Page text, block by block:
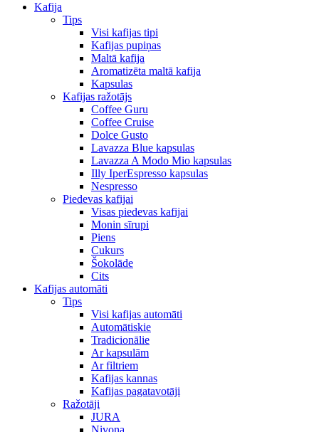
Kafija
Tips
Visi kafijas tipi
Kafijas pupiņas
Maltā kafija
Aromatizēta maltā kafija
Kapsulas
Kafijas ražotājs
Coffee Guru
Coffee Cruise
Dolce Gusto
Lavazza Blue kapsulas
Lavazza A Modo Mio kapsulas
Illy IperEspresso kapsulas
Nespresso
Piedevas kafijai
Visas piedevas kafijai
Monin sīrupi
Piens
Cukurs
Šokolāde
Cits
Kafijas automāti
Tips
Visi kafijas automāti
Automātiskie
Tradicionālie
Ar kapsulām
Ar filtriem
Kafijas kannas
Kafijas pagatavotāji
Ražotāji
JURA
Nivona